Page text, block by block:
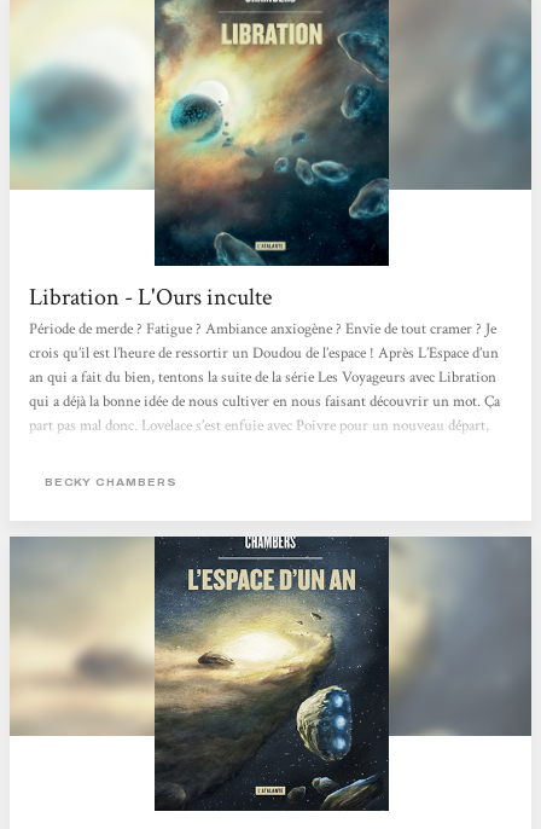
Libration - L'Ours inculte
Période de merde ? Fatigue ? Ambiance anxiogène ? Envie de tout cramer ? Je
crois qu’il est l’heure de ressortir un Doudou de l’espace ! Après L’Espace d’un
an qui a fait du bien, tentons la suite de la série Les Voyageurs avec Libration
qui a déjà la bonne idée de nous cultiver en nous faisant découvrir un mot. Ça
part pas mal donc. Lovelace s’est enfuie avec Poivre pour un nouveau départ,
complètement illégal. C’est aussi très déstabilisant parce qu’elle est conçue...
BECKY CHAMBERS